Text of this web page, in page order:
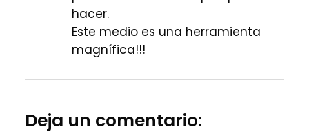
hacer.
Este medio es una herramienta
magnífica!!!
Deja un comentario: